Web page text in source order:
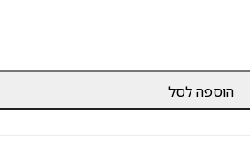
הוספה לסל